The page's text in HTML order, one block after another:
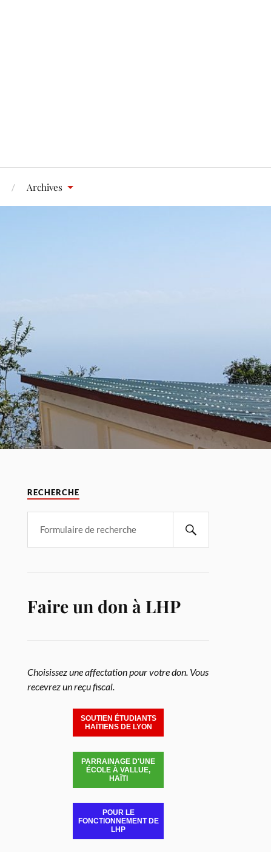
Archives
RECHERCHE
Faire un don à LHP
Choisissez une affectation pour votre don. Vous
recevrez un reçu fiscal.
SOUTIEN ÉTUDIANTS
HAÏTIENS DE LYON
PARRAINAGE D'UNE
ÉCOLE À VALLUE,
HAÏTI
POUR LE
FONCTIONNEMENT DE
LHP